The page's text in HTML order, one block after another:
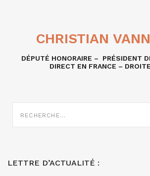
CHRISTIAN
DÉPUTÉ HONORAIRE – PRÉSIDENT
DIRECT EN FRANCE –
SUR
LETTRE D’ACTUALITÉ :